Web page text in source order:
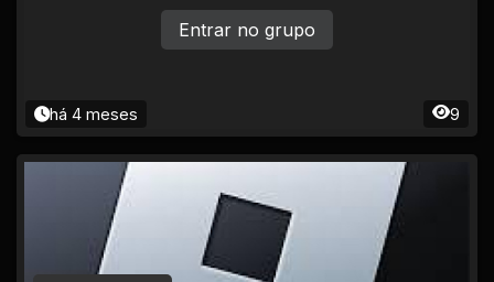
podremos
há 4 meses 9
Entrar no grupo